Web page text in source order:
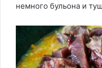
немного бульона и